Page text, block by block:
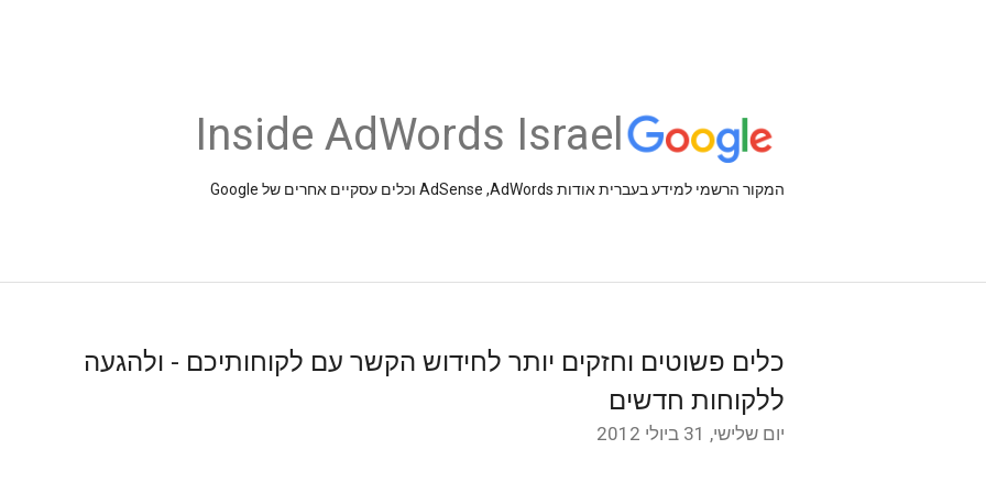
Inside AdWords Israel
המקור הרשמי למידע בעברית אודות AdSense ,AdWords וכלים עסקיים אחרים של Google
כלים פשוטים וחזקים יותר לחידוש הקשר עם לקוחותיכם - ולהגעה
ללקוחות חדשים
יום שלישי, 31 ביולי 2012